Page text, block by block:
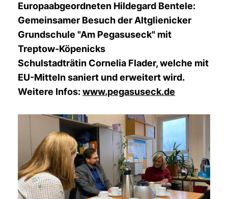
Europaabgeordneten Hildegard Bentele:
Gemeinsamer Besuch der Altglienicker
Grundschule "Am Pegasuseck" mit
Treptow-Köpenicks
Schulstadträtin Cornelia Flader, welche mit
EU-Mitteln saniert und erweitert wird.
Weitere Infos:www.pegasuseck.de